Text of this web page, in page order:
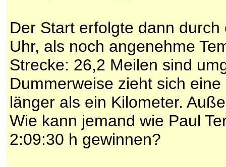
Der Start erfolgte dann
Uhr, als noch angenehme
Strecke: 26,2 Meilen sind
Dummerweise zieht sich
länger als ein Kilometer.
Wie kann jemand wie Paul
2:09:30 h gewinnen?